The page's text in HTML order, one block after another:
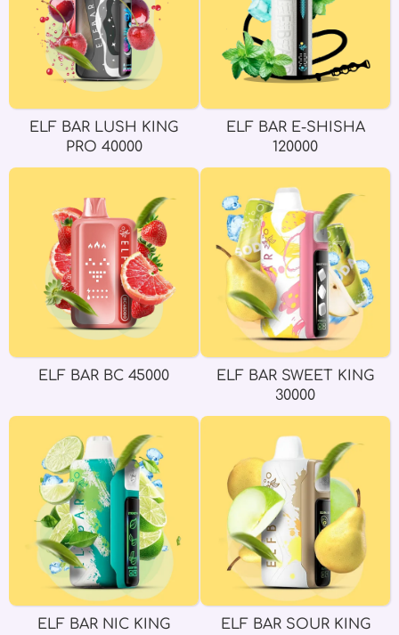
ELF BAR LUSH KING
PRO 40000
ELF BAR E-SHISHA
120000
ELF BAR BC 45000
ELF BAR SWEET KING
30000
ELF BAR NIC KING
ELF BAR SOUR KING